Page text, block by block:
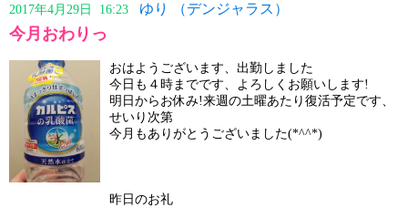
2017年4月29日 16:23 ゆり （デンジャラス）
今月おわりっ
おはようございます、出勤しました
今日も４時までです、よろしくお願いします!
明日からお休み!来週の土曜あたり復活予定です、
せいり次第
今月もありがとうございました(*^^*)
昨日のお礼